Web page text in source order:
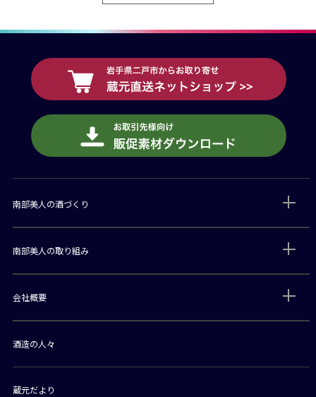
南部美人の酒づくり
南部美人の取り組み
会社概要
酒造の人々
蔵元だより